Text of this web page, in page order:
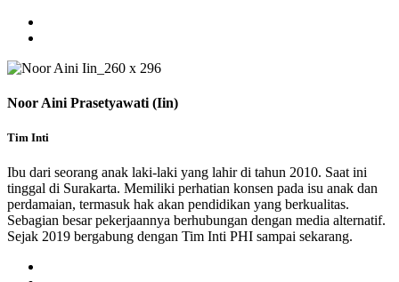
Noor Aini Prasetyawati (Iin)
Tim Inti
Ibu dari seorang anak laki-laki yang lahir di tahun 2010. Saat ini
tinggal di Surakarta. Memiliki perhatian konsen pada isu anak dan
perdamaian, termasuk hak akan pendidikan yang berkualitas.
Sebagian besar pekerjaannya berhubungan dengan media alternatif.
Sejak 2019 bergabung dengan Tim Inti PHI sampai sekarang.